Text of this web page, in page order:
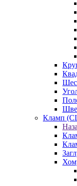
Кламп